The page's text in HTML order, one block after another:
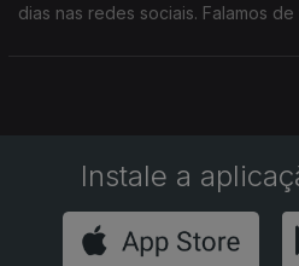
dias nas redes sociais. Falamos
Instale a